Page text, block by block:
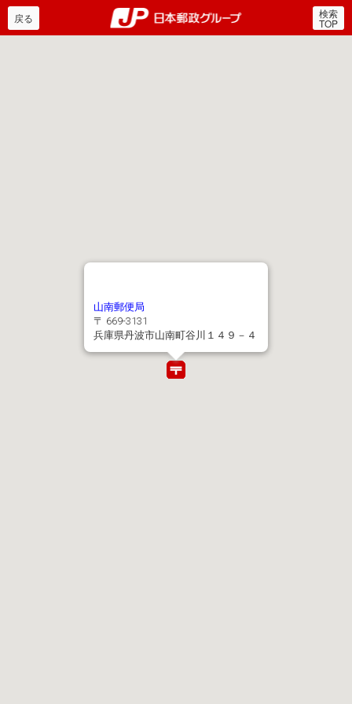
郵便局・日本郵政グルー
戻る 検索
TOP
山南郵便局
〒 669-3131
兵庫県丹波市山南町谷川１４９－４